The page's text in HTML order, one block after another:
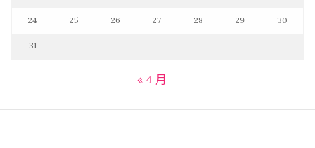
24 25 26 27 28 29 30
31
« 4 月